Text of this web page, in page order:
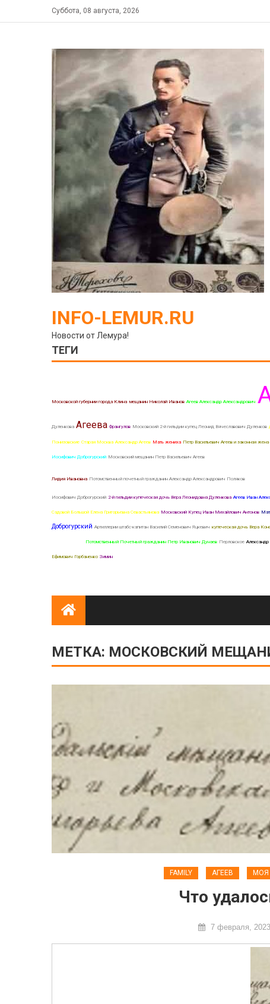
to
Суббота, 08 августа, 2026
INFO-LEMUR.RU
Новости от Лемура!
ТЕГИ
Московской губернии города Клина мещанин Николай Иванов Агеев Александр Александрович
Дуленкова Агеева Франгулов Московский 2-й гильдии купец Леонид Вячеславович Дуленков
Понизовские Старая Москва Александр Агеев Мать жениха Петр Васильевич Агеев и законная жена
Иосифович Доброгурский Московский мещанин Петр Васильевич Агеев
Лидия Ивановна Потомственный почетный гражданин Александр Александрович Поляков
Иосифович Доброгурский 2-й гильдии купеческая дочь Вера Леонидовна Дуленкова Агеев Иван
Садовой Большой Елена Григорьевна Севастьянова Московский Купец Иван Михайлович Антонов
Доброгурский Артиллерии штабс-капитан Василий Семенович Яцкевич купеческая дочь Вера
Потомственный Почетный гражданин Петр Иванович Дунаев Перловское Александр
Ефимович Горбаненко Зимин
МЕТКА: МОСКОВСКИЙ
FAMILY АГЕЕВ МОЯ
Что
7 февраля, 2023